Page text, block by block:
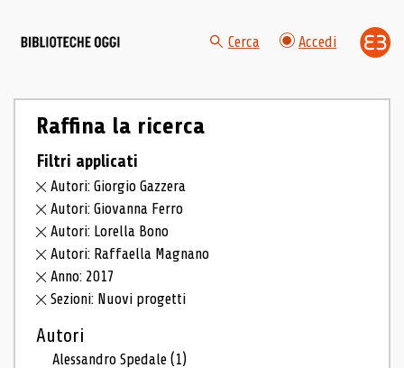
Cerca Accedi
Raffina la ricerca
Filtri applicati
Autori: Giorgio Gazzera
Autori: Giovanna Ferro
Autori: Lorella Bono
Autori: Raffaella Magnano
Anno: 2017
Sezioni: Nuovi progetti
Autori
Alessandro Spedale(1)